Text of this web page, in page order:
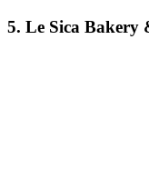
5. Le Sica Bakery